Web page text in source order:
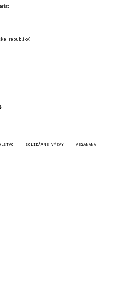
republiky)
SOLIDÁRNE VÝZVY VEGANANA